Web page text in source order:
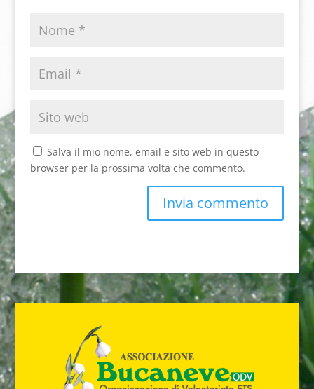
Salva il mio nome, email e sito web in questo
browser per la prossima volta che commento.